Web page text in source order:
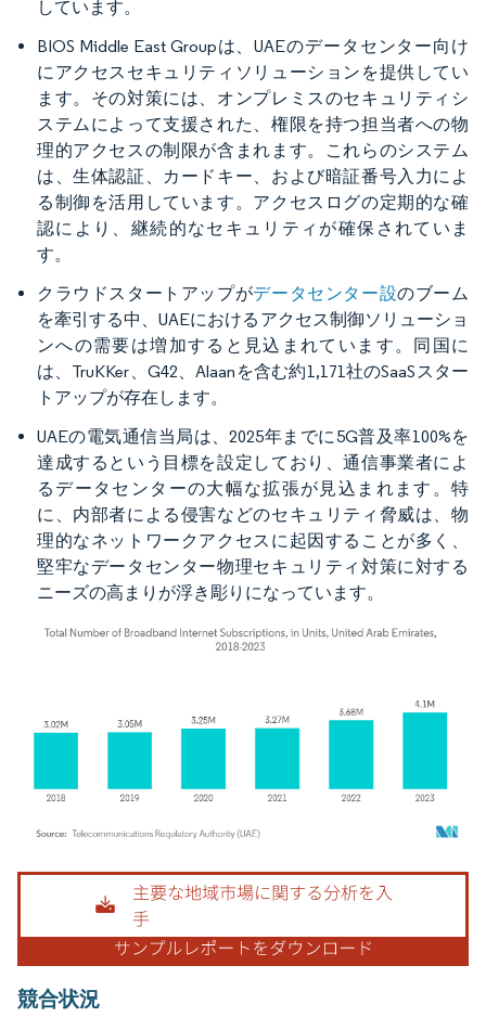
しています。
BIOS Middle East Groupは、UAEのデータセンター向け
にアクセスセキュリティソリューションを提供してい
ます。その対策には、オンプレミスのセキュリティシ
ステムによって支援された、権限を持つ担当者への物
理的アクセスの制限が含まれます。これらのシステム
は、生体認証、カードキー、および暗証番号入力によ
る制御を活用しています。アクセスログの定期的な確
認により、継続的なセキュリティが確保されていま
す。
クラウドスタートアップがデータセンター設のブーム
を牽引する中、UAEにおけるアクセス制御ソリューショ
ンへの需要は増加すると見込まれています。同国に
は、TruKKer、G42、Alaanを含む約1,171社のSaaSスター
トアップが存在します。
UAEの電気通信当局は、2025年までに5G普及率100%を
達成するという目標を設定しており、通信事業者によ
るデータセンターの大幅な拡張が見込まれます。特
に、内部者による侵害などのセキュリティ脅威は、物
理的なネットワークアクセスに起因することが多く、
堅牢なデータセンター物理セキュリティ対策に対する
ニーズの高まりが浮き彫りになっています。
画像 © Mordor Intelligence。再利用にはCC BY 4.0の表示が必要です。
競合状況